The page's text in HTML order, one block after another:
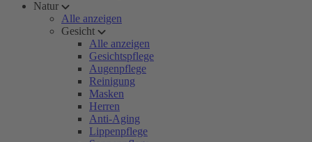
Natur
Alle anzeigen
Gesicht
Alle anzeigen
Gesichtspflege
Augenpflege
Reinigung
Masken
Herren
Anti-Aging
Lippenpflege